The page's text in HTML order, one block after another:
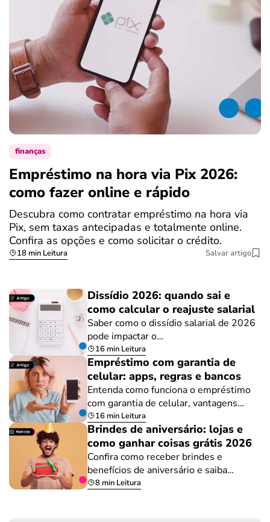
finanças
Empréstimo na hora via Pix 2026:
como fazer online e rápido
Descubra como contratar empréstimo na hora via
Pix, sem taxas antecipadas e totalmente online.
Confira as opções e como solicitar o crédito.
18 min Leitura Salvar artigo
Dissídio 2026: quando sai e
como calcular o reajuste salarial
Saber como o dissídio salarial de 2026
pode impactar o…
16 min Leitura
Empréstimo com garantia de
celular: apps, regras e bancos
Entenda como funciona o empréstimo
com garantia de celular, vantagens…
16 min Leitura
Brindes de aniversário: lojas e
como ganhar coisas grátis 2026
Confira como receber brindes e
benefícios de aniversário e saiba…
8 min Leitura